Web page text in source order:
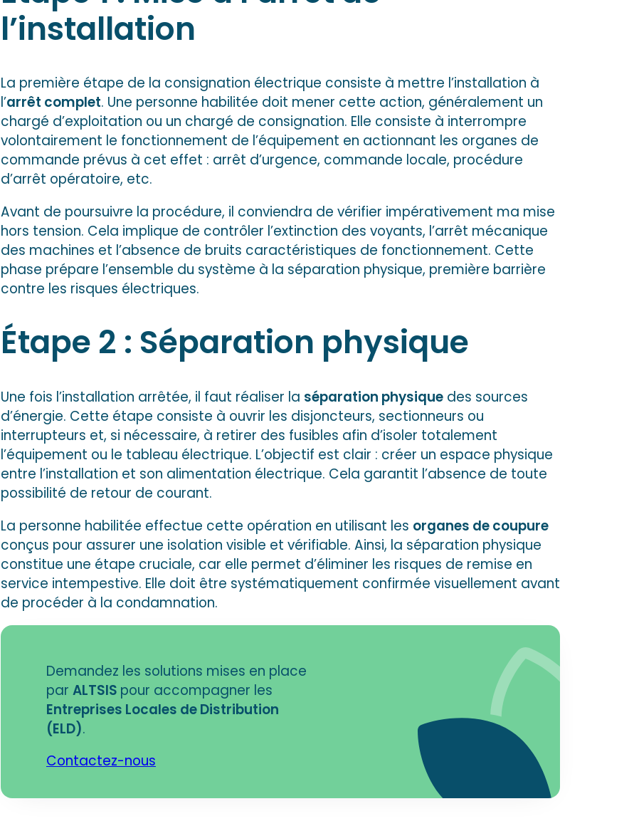
l’installation
La première étape de la consignation électrique consiste à mettre l’installation à
l’arrêt complet. Une personne habilitée doit mener cette action, généralement un
chargé d’exploitation ou un chargé de consignation. Elle consiste à interrompre
volontairement le fonctionnement de l’équipement en actionnant les organes de
commande prévus à cet effet : arrêt d’urgence, commande locale, procédure
d’arrêt opératoire, etc.
Avant de poursuivre la procédure, il conviendra de vérifier impérativement ma mise
hors tension. Cela implique de contrôler l’extinction des voyants, l’arrêt mécanique
des machines et l’absence de bruits caractéristiques de fonctionnement. Cette
phase prépare l’ensemble du système à la séparation physique, première barrière
contre les risques électriques.
Étape 2 : Séparation physique
Une fois l’installation arrêtée, il faut réaliser la séparation physique des sources
d’énergie. Cette étape consiste à ouvrir les disjoncteurs, sectionneurs ou
interrupteurs et, si nécessaire, à retirer des fusibles afin d’isoler totalement
l’équipement ou le tableau électrique. L’objectif est clair : créer un espace physique
entre l’installation et son alimentation électrique. Cela garantit l’absence de toute
possibilité de retour de courant.
La personne habilitée effectue cette opération en utilisant les organes de coupure
conçus pour assurer une isolation visible et vérifiable. Ainsi, la séparation physique
constitue une étape cruciale, car elle permet d’éliminer les risques de remise en
service intempestive. Elle doit être systématiquement confirmée visuellement avant
de procéder à la condamnation.
Demandez les solutions mises en place
par ALTSIS pour accompagner les
Entreprises Locales de Distribution
(ELD).
Contactez-nous